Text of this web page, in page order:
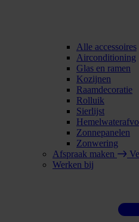
Alle accessoires
Airconditioning
Glas en ramen
Kozijnen
Raamdecoratie
Rolluik
Sierlijst
Zonnepanelen
Zonwering
Afspraak maken
Werken bij